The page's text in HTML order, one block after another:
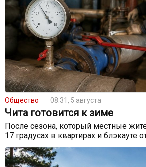
Общество 08:31, 5 августа
Чита готовится к зиме
После сезона, который местные
17 градусах в квартирах и блэкауте